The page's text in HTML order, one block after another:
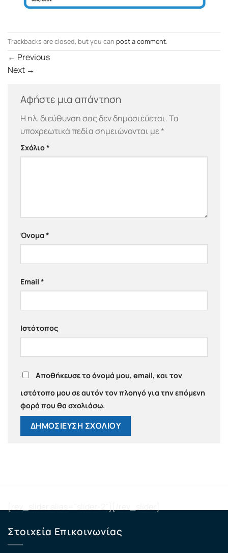
Trackbacks are closed, but you can post a comment
← Previous
Next →
Αφήστε μια απάντηση
Η ηλ. διεύθυνση σας δεν δημοσιεύεται.Τα
υποχρεωτικά πεδία σημειώνονται με*
Σχόλιο*
Όνομα *
Email *
Ιστότοπος
Αποθήκευσε το όνομά μου, email, και τον
ιστότοπο μου σε αυτόν τον πλοηγό για την επόμενη
φορά που θα σχολιάσω.
Στοιχεία Επικοινωνίας